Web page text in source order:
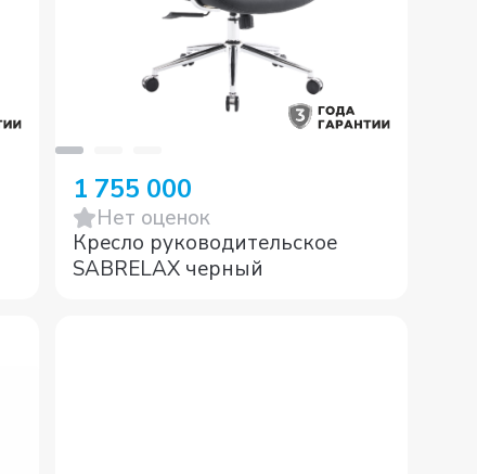
1 755 000
Нет оценок
Кресло руководительское
SABRELAX черный